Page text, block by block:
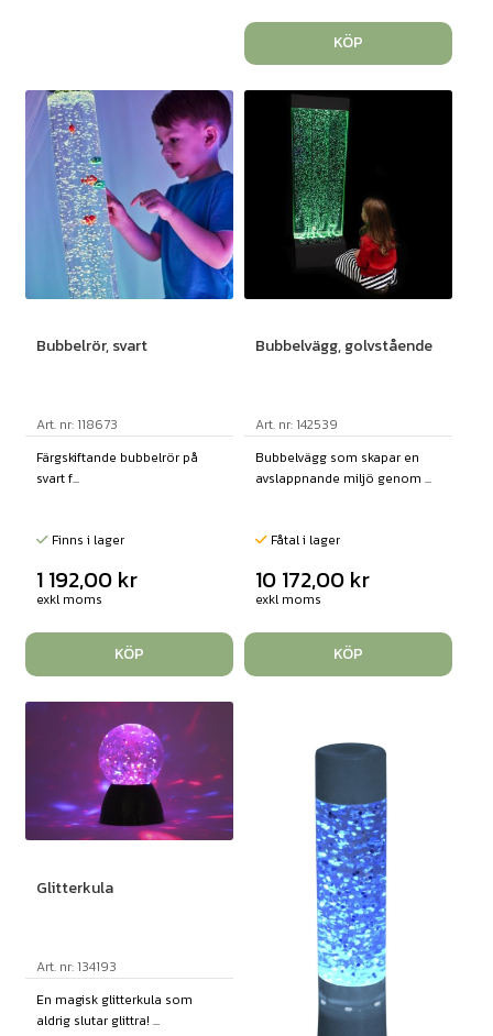
KÖP
Bubbelrör, svart
Art. nr: 118673
Färgskiftande bubbelrör på
svart f...
Finns i lager
1 192,00 kr
exkl moms
KÖP
Bubbelvägg, golvstående
Art. nr: 142539
Bubbelvägg som skapar en
avslappnande miljö genom ...
Fåtal i lager
10 172,00 kr
exkl moms
KÖP
Glitterkula
Art. nr: 134193
En magisk glitterkula som
aldrig slutar glittra! ...